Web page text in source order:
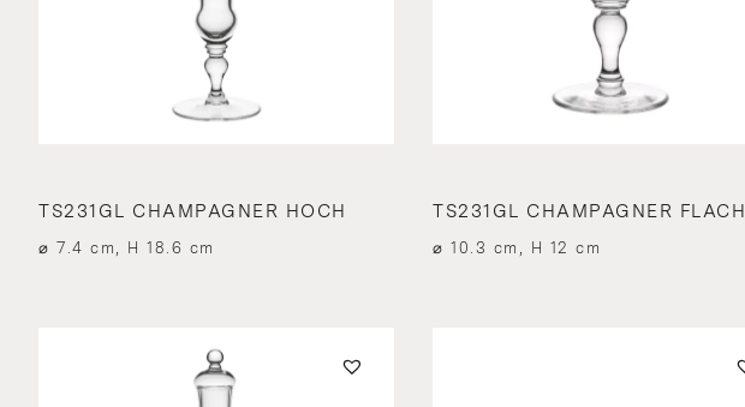
TS231GL CHAMPAGNER HOCH
⌀ 7.4 cm, H 18.6 cm
TS231GL CHAMPAGNER FLACH
⌀ 10.3 cm, H 12 cm